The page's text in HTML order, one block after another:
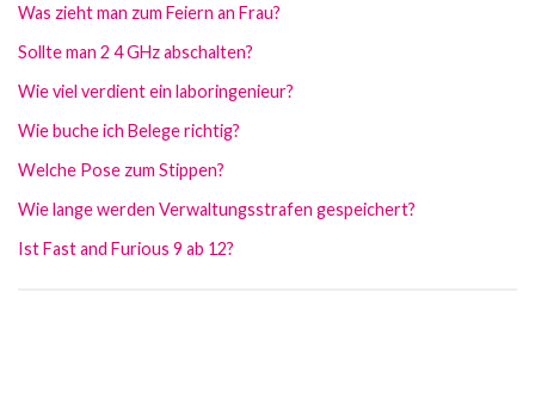
Was zieht man zum Feiern an Frau?
Sollte man 2 4 GHz abschalten?
Wie viel verdient ein laboringenieur?
Wie buche ich Belege richtig?
Welche Pose zum Stippen?
Wie lange werden Verwaltungsstrafen gespeichert?
Ist Fast and Furious 9 ab 12?